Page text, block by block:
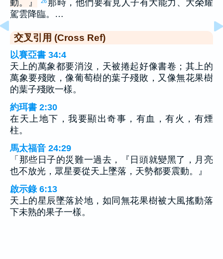
動。』
那時，他們要看見人子有大能力、大榮耀
駕雲降臨。…
交叉引用 (Cross Ref)
以賽亞書 34:4
天上的萬象都要消沒，天被捲起好像書卷；其上的
萬象要殘敗，像葡萄樹的葉子殘敗，又像無花果樹
的葉子殘敗一樣。
約珥書 2:30
在天上地下，我要顯出奇事，有血，有火，有煙
柱。
馬太福音 24:29
「那些日子的災難一過去，『日頭就變黑了，月亮
也不放光，眾星要從天上墜落，天勢都要震動。』
啟示錄 6:13
天上的星辰墜落於地，如同無花果樹被大風搖動落
下未熟的果子一樣。